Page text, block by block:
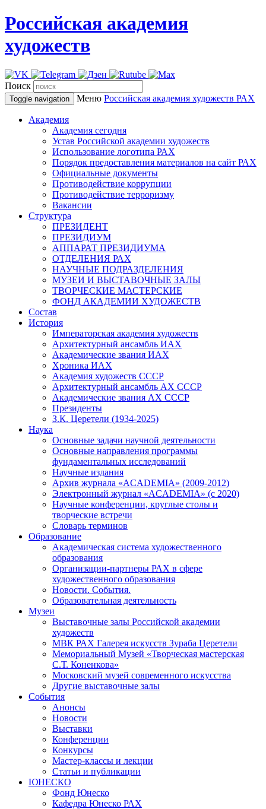
Российская академия
художеств
Поиск
Toggle navigation Меню Российская академия художеств РАХ
Академия
Академия сегодня
Устав Российской академии художеств
Использование логотипа РАХ
Порядок предоставления материалов на сайт РАХ
Официальные документы
Противодействие коррупции
Противодействие терроризму
Вакансии
Структура
ПРЕЗИДЕНТ
ПРЕЗИДИУМ
АППАРАТ ПРЕЗИДИУМА
ОТДЕЛЕНИЯ РАХ
НАУЧНЫЕ ПОДРАЗДЕЛЕНИЯ
МУЗЕИ И ВЫСТАВОЧНЫЕ ЗАЛЫ
ТВОРЧЕСКИЕ МАСТЕРСКИЕ
ФОНД АКАДЕМИИ ХУДОЖЕСТВ
Состав
История
Императорская академия художеств
Архитектурный ансамбль ИАХ
Академические звания ИАХ
Хроника ИАХ
Академия художеств СССР
Архитектурный ансамбль АХ СССР
Академические звания АХ СССР
Президенты
З.К. Церетели (1934-2025)
Наука
Основные задачи научной деятельности
Основные направления программы
фундаментальных исследований
Научные издания
Архив журнала «ACADEMIA» (2009-2012)
Электронный журнал «ACADEMIA» (с 2020)
Научные конференции, круглые столы и
творческие встречи
Словарь терминов
Образование
Академическая система художественного
образования
Организации-партнеры РАХ в сфере
художественного образования
Новости. События.
Образовательная деятельность
Музеи
Выставочные залы Российской академии
художеств
МВК РАХ Галерея искусств Зураба Церетели
Мемориальный Музей «Творческая мастерская
С.Т. Коненкова»
Московский музей современного искусства
Другие выставочные залы
События
Анонсы
Новости
Выставки
Конференции
Конкурсы
Мастер-классы и лекции
Статьи и публикации
ЮНЕСКО
Фонд Юнеско
Кафедра Юнеско РАХ